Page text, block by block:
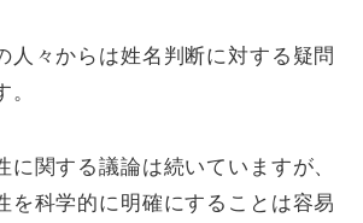
人々からは姓名判断に対する疑問
に関する議論は続いていますが、
を科学的に明確にすることは容易